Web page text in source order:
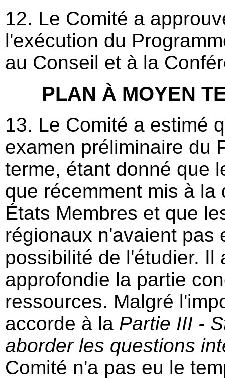
12. Le Comité a
l'exécution du
au Conseil et à la
PLAN À MOYEN
13. Le Comité a estimé
examen préliminaire du
terme, étant donné que
que récemment mis à la
États Membres et que
régionaux n'avaient pas
possibilité de l'étudier. Il
approfondie la partie
ressources. Malgré
accorde à la Partie III -
aborder les questions
Comité n'a pas eu le